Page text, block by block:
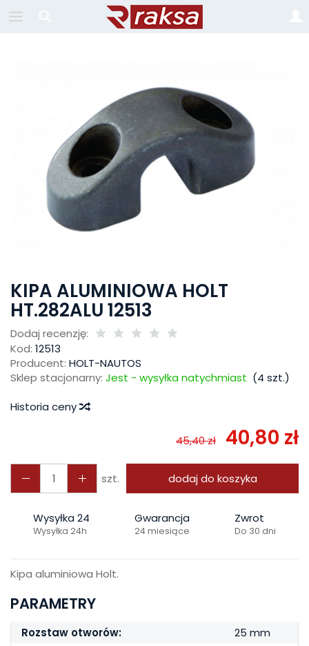
KIPA ALUMINIOWA HOLT
HT.282ALU 12513
Dodaj recenzję:
Kod: 12513
Producent: HOLT-NAUTOS
Sklep stacjonarny: Jest - wysyłka natychmiast (4 szt.)
Historia ceny
45,40 zł 40,80 zł
szt. dodaj do koszyka
Wysyłka 24
Wysyłka 24h
Gwarancja
24 miesiące
Zwrot
Do 30 dni
Kipa aluminiowa Holt.
PARAMETRY
Rozstaw otworów:
25 mm